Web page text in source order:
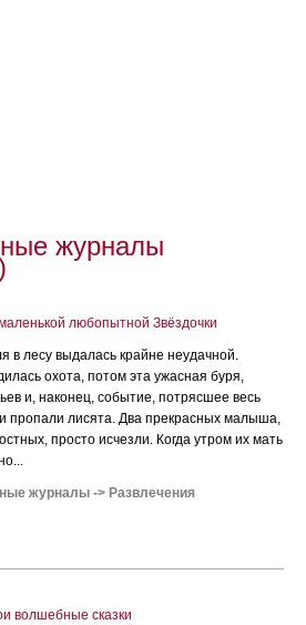
журналы
любопытной Звёздочки
в лесу выдалась крайне неудачной.
охота, потом эта ужасная буря,
и, наконец, событие, потрясшее весь
пропали лисята. Два прекрасных малыша,
просто исчезли. Когда утром их мать
журналы -> Развлечения
волшебные сказки